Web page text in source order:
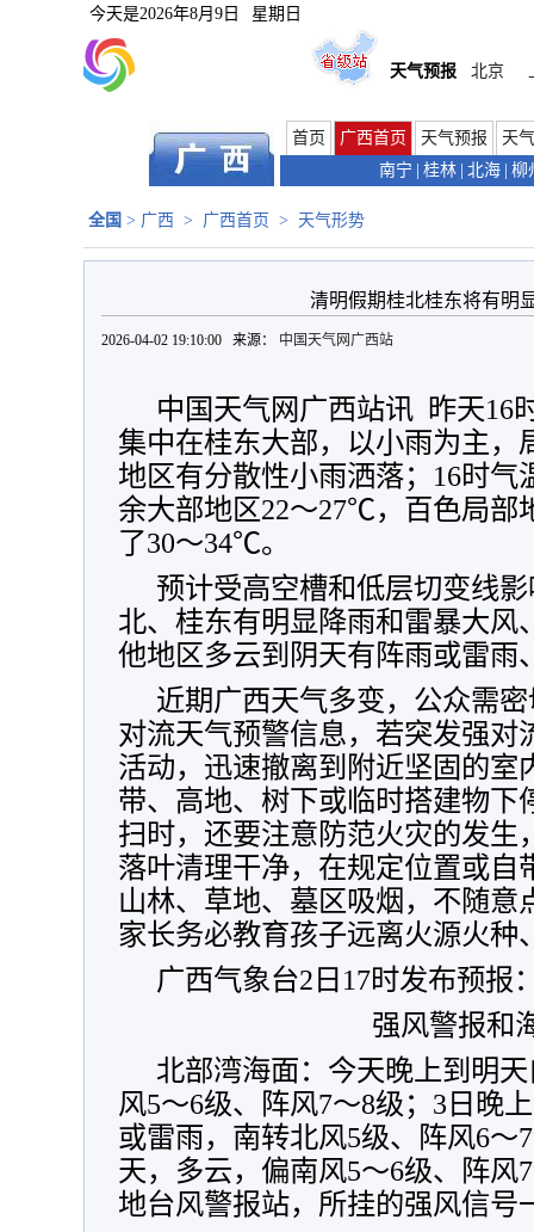
今天是2026年8月9日 星期日
天气预报 北京
首页 广西首页 天气预报
天
南宁
桂林 北海 柳
全国 > 广西 > 广西首页 > 天气形势
清明假期桂北桂东将有明
2026-04-02 19:10:00 来源： 中国天气网广西站
中国天气网广西站讯 昨天16
集中在桂东大部，以小雨为主，
地区有分散性小雨洒落；16时气
余大部地区22～27℃，百色局部
了30～34℃。
预计受高空槽和低层切变线
北、桂东有明显降雨和雷暴大风
他地区多云到阴天有阵雨或雷雨
近期广西天气多变， 公众需
对流天气预警信息，若突发强对
活动， 迅速撤离到附近坚固的室
带、高地、树下或临时搭建物下
扫时，还要注意防范火灾的发生
落叶清理干净，在规定位置或自
山林、草地、墓区吸烟，不随意
家长务必教育孩子远离火源火种
广西气象台2日17时发布预报
强风警报和
北部湾海面：今天晚上到明
风5～6级、阵风7～8级；3日晚
或雷雨，南转北风5级、阵风6～
天，多云，偏南风5～6级、阵风
地台风警报站，所挂的强风信号